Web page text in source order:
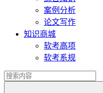
案例分析
论文写作
知识商城
软考高项
软考系规